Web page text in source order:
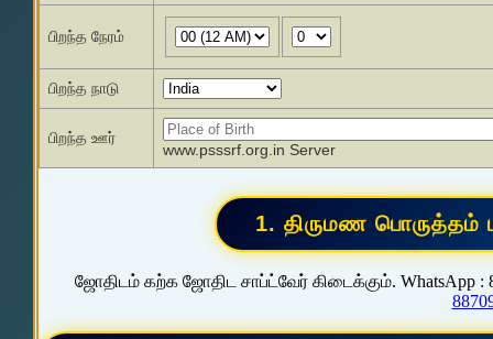
பிறந்த நேரம்
பிறந்த நாடு
பிறந்த ஊர்
www.psssrf.org.in Server
ஜோதிடம் கற்க ஜோதிட சாப்ட்வேர் கிடைக்கும். WhatsApp :